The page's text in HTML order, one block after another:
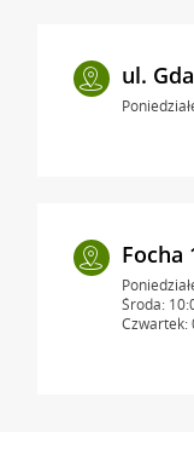
ul.
Focha
Środa:
Czwartek: